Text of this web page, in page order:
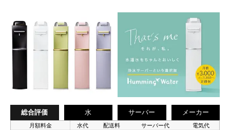
総合評価 水 サーバー メーカー
月額料金 水代 配送料 サーバー代 電気代